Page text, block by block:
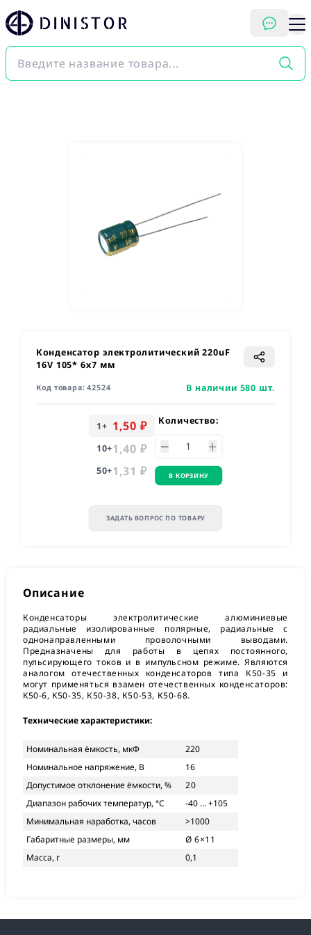
DINISTOR
Конденсатор электролитический 220uF
16V 105* 6х7 мм
Код товара:42524 В наличии 580 шт.
1+ 1,50 ₽
10+1,40 ₽
50+1,31 ₽
Количество:
В КОРЗИНУ
ЗАДАТЬ ВОПРОС ПО ТОВАРУ
Описание
Конденсаторы электролитические алюминиевые
радиальные изолированные полярные, радиальные с
однонаправленными проволочными выводами.
Предназначены для работы в цепях постоянного,
пульсирующего токов и в импульсном режиме. Являются
аналогом отечественных конденсаторов типа К50-35 и
могут применяться взамен отечественных конденсаторов:
K50-6, K50-35, К50-38, К50-53, К50-68.
Технические характеристики:
Номинальная ёмкость, мкФ
220
Номинальное напряжение, В
16
Допустимое отклонение ёмкости, %
20
Диапазон рабочих температур, °С
-40 ... +105
Минимальная наработка, часов
>1000
Габаритные размеры, мм
Ø 6×11
Масса, г
0,1